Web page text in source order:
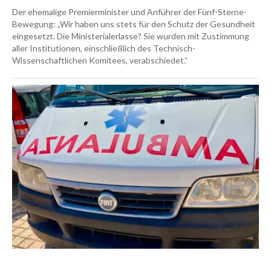
Der ehemalige Premierminister und Anführer der Fünf-Sterne-
Bewegung: „Wir haben uns stets für den Schutz der Gesundheit
eingesetzt. Die Ministerialerlasse? Sie wurden mit Zustimmung
aller Institutionen, einschließlich des Technisch-
Wissenschaftlichen Komitees, verabschiedet.“